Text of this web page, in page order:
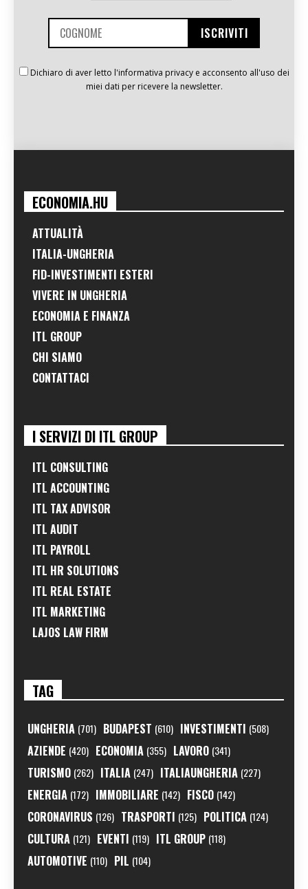
Dichiaro di aver letto l'informativa privacy e acconsento all'uso dei
miei dati per ricevere la newsletter.
ECONOMIA.HU
ATTUALITÀ
ITALIA-UNGHERIA
FID-INVESTIMENTI ESTERI
VIVERE IN UNGHERIA
ECONOMIA E FINANZA
ITL GROUP
CHI SIAMO
CONTATTACI
I SERVIZI DI ITL GROUP
ITL CONSULTING
ITL ACCOUNTING
ITL TAX ADVISOR
ITL AUDIT
ITL PAYROLL
ITL HR SOLUTIONS
ITL REAL ESTATE
ITL MARKETING
LAJOS LAW FIRM
TAG
UNGHERIA (701) BUDAPEST (610) INVESTIMENTI (508)
AZIENDE (420) ECONOMIA (355) LAVORO (341)
TURISMO (262) ITALIA (247) ITALIAUNGHERIA (227)
ENERGIA (172) IMMOBILIARE (142) FISCO (142)
CORONAVIRUS (126) TRASPORTI (125) POLITICA (124)
CULTURA (121) EVENTI (119) ITL GROUP (118)
AUTOMOTIVE (110) PIL (104)